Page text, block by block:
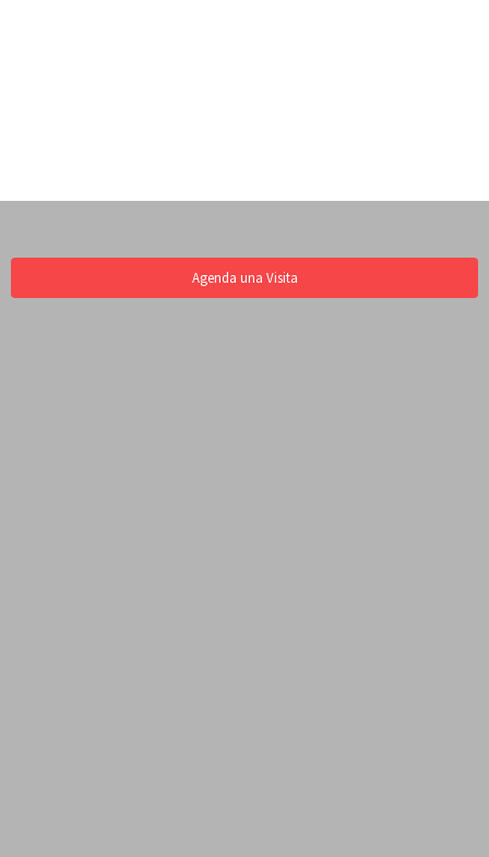
Agenda una Visita